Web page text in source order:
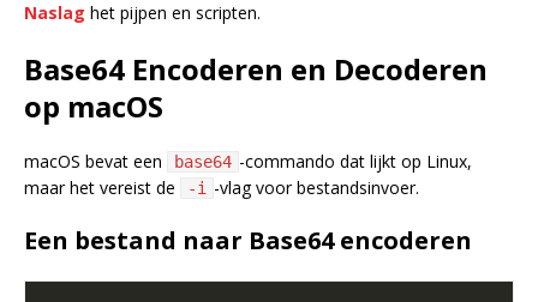
Naslag het pijpen en scripten.
Base64 Encoderen en Decoderen
op macOS
macOS bevat een base64 -commando dat lijkt op Linux,
maar het vereist de
-i -vlag voor bestandsinvoer.
Een bestand naar Base64 encoderen